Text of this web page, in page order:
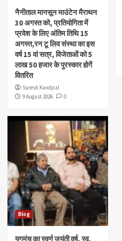
नैनीताल मानसून माउंटेन मैराथन
30 अगस्त को, प्रतियोगिता में
प्रवेश के लिए अंतिम तिथि 15
अगस्त,रन टू लिव संस्था का इस
वर्ष 15 वां सत्र, विजेताओं को 5
लाख 50 हजार के पुरस्कार होगें
वितरित
Suresh Kandpal
9 August 2026
0
Blog
युगमंच का स्वर्ण जयंती वर्ष, स्व.